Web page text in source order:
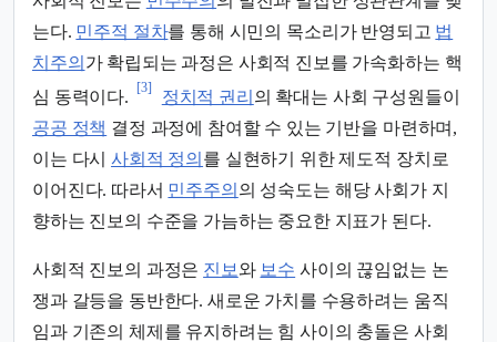
는다. 민주적 절차를 통해 시민의 목소리가 반영되고 법
치주의 가 확립되는 과정은 사회적 진보를 가속화하는 핵
심 동력이다.
[3]
정치적 권리 의 확대는 사회 구성원들이
공공 정책 결정 과정에 참여할 수 있는 기반을 마련하며,
이는 다시사회적 정의 를 실현하기 위한 제도적 장치로
이어진다. 따라서 민주주의 의 성숙도는 해당 사회가 지
향하는 진보의 수준을 가늠하는 중요한 지표가 된다.
사회적 진보의 과정은 진보와 보수 사이의 끊임없는 논
쟁과 갈등을 동반한다. 새로운 가치를 수용하려는 움직
임과 기존의 체제를 유지하려는 힘 사이의 충돌은 사회